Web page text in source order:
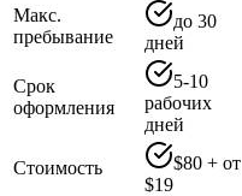
Макс.
пребывание
до 30
дней
Срок
оформления
5-10
рабочих
дней
Стоимость
$80 + от
$19